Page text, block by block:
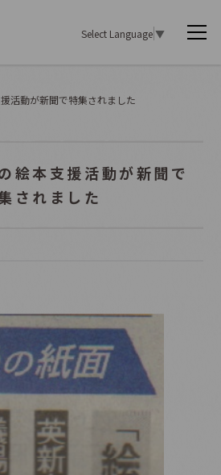
Select Language▼
活動が新聞で特集されました
絵本支援活動が新聞で
されました